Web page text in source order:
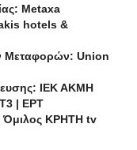
: Metaxa
hotels &
Μεταφορών: Union
ΙΕΚ ΑΚΜΗ
| ΕΡΤ
ΚΡΗΤΗ tv